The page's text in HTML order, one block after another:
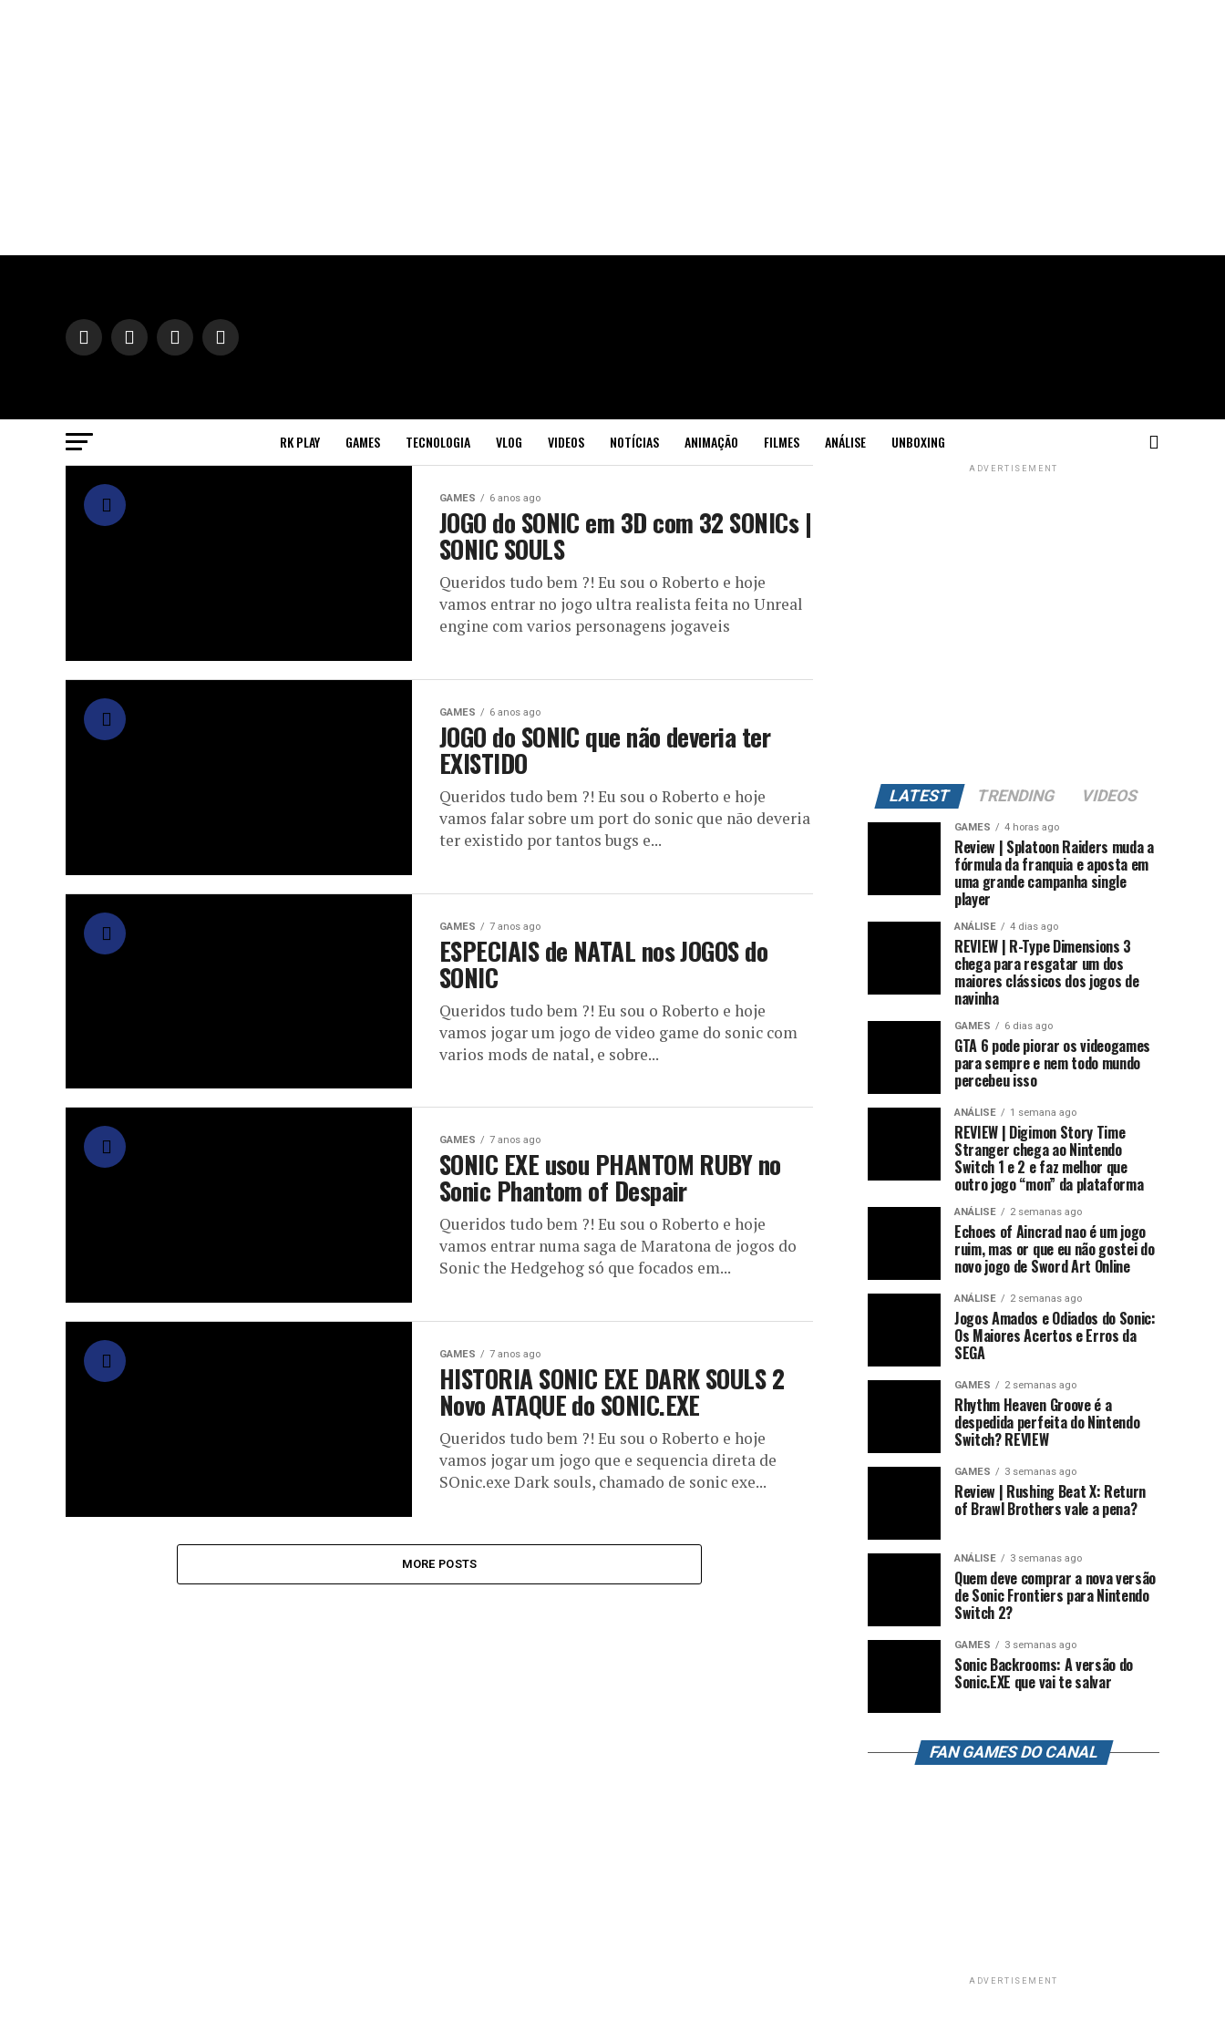
RK PLAY GAMES TECNOLOGIA VLOG VIDEOS NOTÍCIAS ANIMAÇÃO FILMES ANÁLISE UNBOXING
GAMES 6 anos ago
JOGO do SONIC em 3D com 32 SONICs |
SONIC SOULS
Queridos tudo bem ?! Eu sou o Roberto e hoje
vamos entrar no jogo ultra realista feita no Unreal
engine com varios personagens jogaveis
GAMES 6 anos ago
JOGO do SONIC que não deveria ter
EXISTIDO
Queridos tudo bem ?! Eu sou o Roberto e hoje
vamos falar sobre um port do sonic que não deveria
ter existido por tantos bugs e...
GAMES 7 anos ago
ESPECIAIS de NATAL nos JOGOS do
SONIC
Queridos tudo bem ?! Eu sou o Roberto e hoje
vamos jogar um jogo de video game do sonic com
varios mods de natal, e sobre...
GAMES 7 anos ago
SONIC EXE usou PHANTOM RUBY no
Sonic Phantom of Despair
Queridos tudo bem ?! Eu sou o Roberto e hoje
vamos entrar numa saga de Maratona de jogos do
Sonic the Hedgehog só que focados em...
GAMES 7 anos ago
HISTORIA SONIC EXE DARK SOULS 2
Novo ATAQUE do SONIC.EXE
Queridos tudo bem ?! Eu sou o Roberto e hoje
vamos jogar um jogo que e sequencia direta de
SOnic.exe Dark souls, chamado de sonic exe...
MORE POSTS
ADVERTISEMENT
LATEST TRENDING VIDEOS
GAMES 4 horas ago
Review | Splatoon Raiders muda a
fórmula da franquia e aposta em
uma grande campanha single
player
ANÁLISE 4 dias ago
REVIEW | R-Type Dimensions 3
chega para resgatar um dos
maiores clássicos dos jogos de
navinha
GAMES 6 dias ago
GTA 6 pode piorar os videogames
para sempre e nem todo mundo
percebeu isso
ANÁLISE 1 semana ago
REVIEW | Digimon Story Time
Stranger chega ao Nintendo
Switch 1 e 2 e faz melhor que
outro jogo “mon” da plataforma
ANÁLISE 2 semanas ago
Echoes of Aincrad nao é um jogo
ruim, mas or que eu não gostei do
novo jogo de Sword Art Online
ANÁLISE 2 semanas ago
Jogos Amados e Odiados do Sonic:
Os Maiores Acertos e Erros da
SEGA
GAMES 2 semanas ago
Rhythm Heaven Groove é a
despedida perfeita do Nintendo
Switch? REVIEW
GAMES 3 semanas ago
Review | Rushing Beat X: Return
of Brawl Brothers vale a pena?
ANÁLISE 3 semanas ago
Quem deve comprar a nova versão
de Sonic Frontiers para Nintendo
Switch 2?
GAMES 3 semanas ago
Sonic Backrooms: A versão do
Sonic.EXE que vai te salvar
FAN GAMES DO CANAL
ADVERTISEMENT